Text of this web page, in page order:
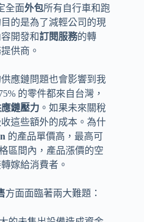
全面外包所有自行車和跑
的是為了減輕公司的現
開發和訂閱服務的轉
供商。
應鏈問題也會影響到我
的零件都來自台灣，
鏈壓力 。如果未來關稅
這些額外的成本。為什
的產品單價高，最高可
區間內，產品漲價的空
嫁給消費者。
方面面臨著兩大難題：